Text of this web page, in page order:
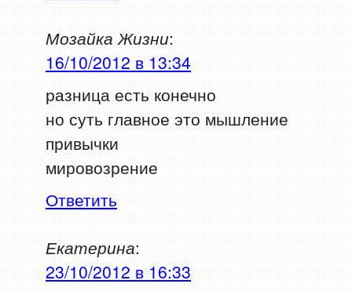
Мозайка Жизни:
16/10/2012 в 13:34
разница есть конечно
но суть главное это мышление
привычки
мировозрение
Ответить
Екатерина:
23/10/2012 в 16:33